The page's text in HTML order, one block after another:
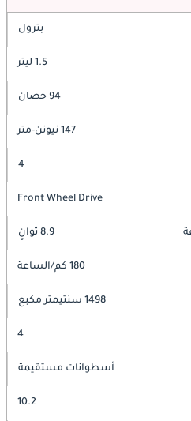
بترول
1.5 ليتر
94 حصان
147 نيوتن-متر
4
Front Wheel Drive
8.9 ثوانٍ
180 كم/الساعة
1498 سنتيمتر مكبع
4
أسطوانات مستقيمة
10.2